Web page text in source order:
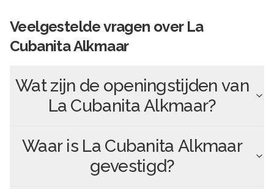
Veelgestelde vragen over La
Cubanita Alkmaar
Wat zijn de openingstijden van
La Cubanita Alkmaar?
Waar is La Cubanita Alkmaar
gevestigd?